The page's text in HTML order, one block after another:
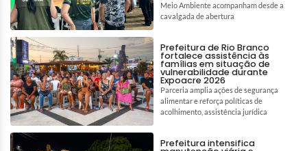
Meio Ambiente acompanham desde a
cavalgada de abertura
Prefeitura de Rio Branco
fortalece assistência às
famílias em situação de
vulnerabilidade durante
Expoacre 2026
Parceria amplia ações de segurança
alimentar e reforça políticas de
acolhimento, assistência jurídica
Prefeitura intensifica